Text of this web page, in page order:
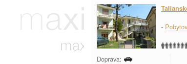
-
Doprava: